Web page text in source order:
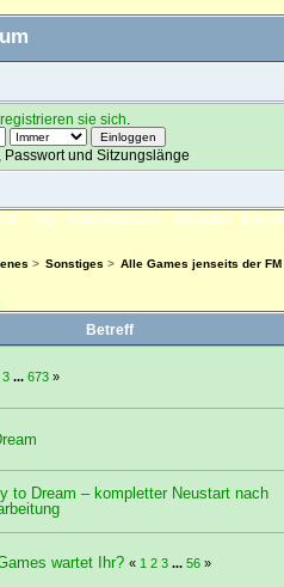
registrieren sie sich
und Sitzungslänge
FAQ FORENREGELN SPENDEN
> Sonstiges > Alle Games jenseits der
Betreff
3 ... 673»
to Dream – kompletter Neustart nach
wartet Ihr? « 1 2 3 ... 56»